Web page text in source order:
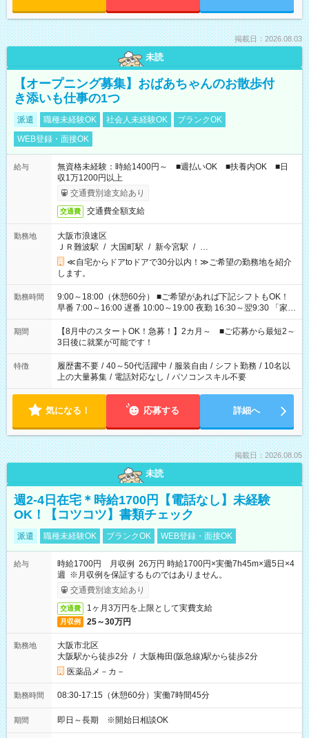
掲載日：2026.08.03
未読
【オープニング募集】おばあちゃんのお散歩付
き添いも仕事の1つ
派遣 職種未経験OK 社会人未経験OK
ブランクOK
WEB登録・面接OK
給与
無資格未経験：時給1400円～ ■週払いOK ■扶養内OK ■日
収1万1200円以上
交通費別途支給あり
交通費 交通費全額支給
勤務地
大阪市浪速区
ＪＲ難波駅 / 大国町駅 / 新今宮駅 / …
≪自宅からドアtoドアで30分以内！≫ご希望の勤務地を紹介
します。
勤務時間
9:00～18:00（休憩60分） ■ご希望があれば下記シフトもOK！
早番 7:00～16:00 遅番 10:00～19:00 夜勤 16:30～翌9:30 「家族
と休みを合わせたい」 「余裕を持って夕飯の準備がしたい」
「できれば残業はしたくない」 など、ご希望を教えてください
ね。 ※Wワーク希望の方へ 今ご覧のお仕事で希望する勤務時間
と、もう1つのお仕事の勤務時間。 合計で週40時間を超える場
合は応募できません。
期間
【8月中のスタートOK！急募！】2カ月～ ■ご応募から最短2～
3日後に就業が可能です！
特徴 履歴書不要 / 40～50代活躍中 / 服装自由 / シフト勤務 / 10名以
上の大量募集 / 電話対応なし / パソコンスキル不要
気になる！ 応募する 詳細へ
掲載日：2026.08.05
未読
週2-4日在宅＊時給1700円【電話なし】未経験
OK！【コツコツ】書類チェック
派遣 職種未経験OK ブランクOK WEB登録・面接OK
給与
時給1700円 月収例 26万円 時給1700円×実働7h45m×週5日×4
週 ※月収例を保証するものではありません。
交通費別途支給あり
交通費 1ヶ月3万円を上限として実費支給
月収例 25～30万円
勤務地
大阪市北区
大阪駅から徒歩2分 / 大阪梅田(阪急線)駅から徒歩2分
医薬品メ－カ－
勤務時間 08:30-17:15（休憩60分）実働7時間45分
期間 即日～長期 ※開始日相談OK